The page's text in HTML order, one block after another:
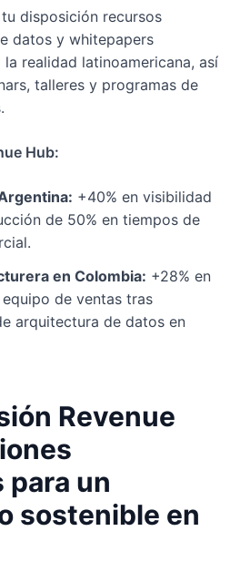
disposición recursos
datos y whitepapers
la realidad latinoamericana, así
talleres y programas de
Hub:
+40% en visibilidad
de 50% en tiempos de
en Colombia: +28% en
de ventas tras
arquitectura de datos en
Revenue
para un
sostenible en